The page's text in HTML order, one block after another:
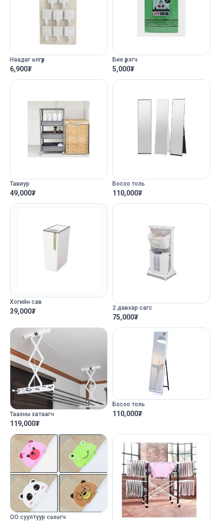
Наадаг өлгүүр
6,900₮
Бие үрэгч
5,000₮
Тавиур
49,000₮
Босоо толь
110,000₮
Хогийн сав
39,000₮ 2 давхар сагс
75,000₮
Таазны хатаагч
119,000₮
Босоо толь
110,000₮
ОО суултуур сөхөгч